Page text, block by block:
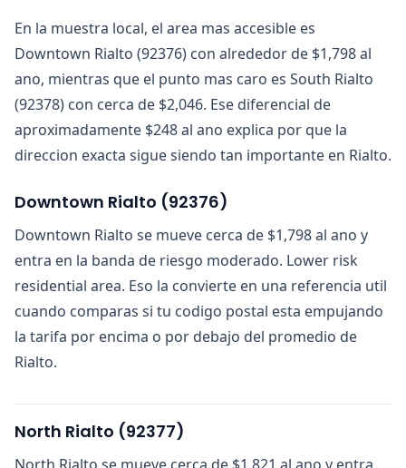
En la muestra local, el area mas accesible es
Downtown Rialto (92376) con alrededor de $1,798 al
ano, mientras que el punto mas caro es South Rialto
(92378) con cerca de $2,046. Ese diferencial de
aproximadamente $248 al ano explica por que la
direccion exacta sigue siendo tan importante en Rialto.
Downtown Rialto (92376)
Downtown Rialto se mueve cerca de $1,798 al ano y
entra en la banda de riesgo moderado. Lower risk
residential area. Eso la convierte en una referencia util
cuando comparas si tu codigo postal esta empujando
la tarifa por encima o por debajo del promedio de
Rialto.
North Rialto (92377)